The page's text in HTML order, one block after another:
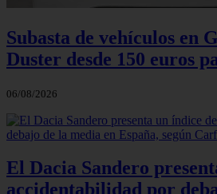
Subasta de vehículos en
Duster desde 150 euros
06/08/2026
El Dacia Sandero
accidentabilidad por